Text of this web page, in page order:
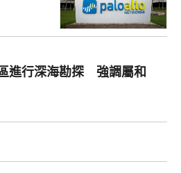
進行深海勘探 強調屬和